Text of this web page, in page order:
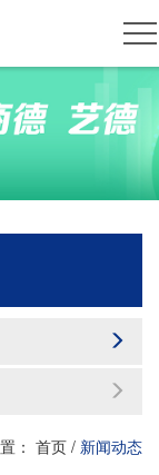
： 首页 / 新闻动态